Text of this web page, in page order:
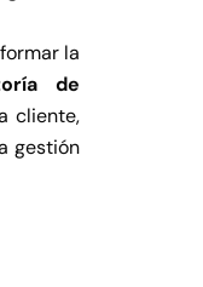
la
de
cliente,
gestión